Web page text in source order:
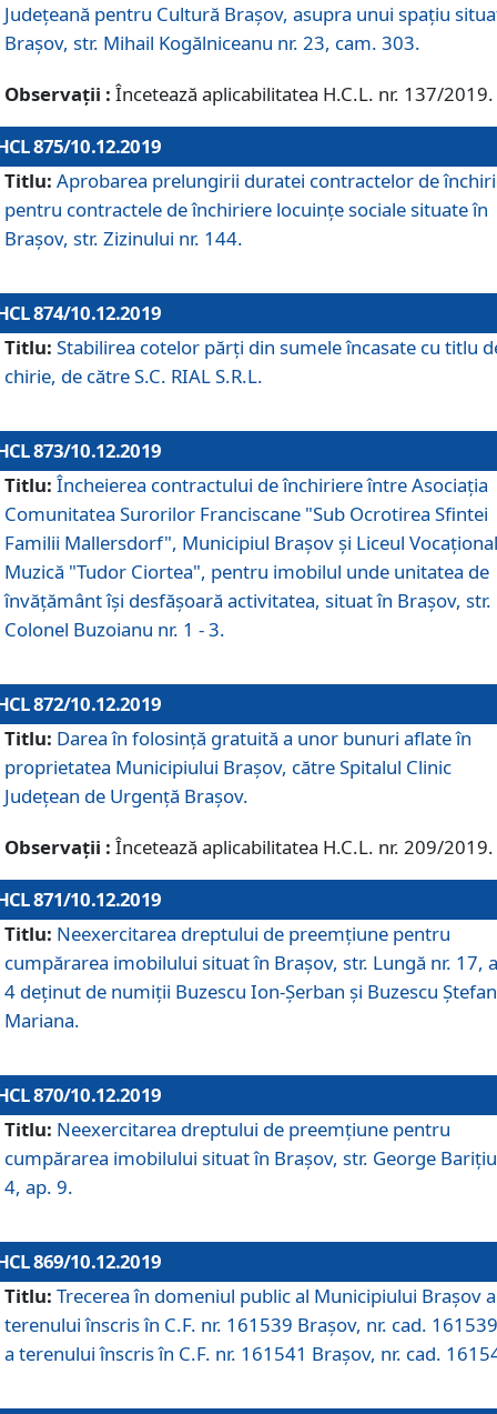
Judeţeană pentru Cultură Braşov, asupra unui spaţiu
Braşov, str. Mihail Kogălniceanu nr. 23, cam. 303.
Observații : Încetează aplicabilitatea H.C.L. nr. 137/2019.
875/10.12.2019
Titlu: Aprobarea prelungirii duratei contractelor de
pentru contractele de închiriere locuinţe sociale situate în
Braşov, str. Zizinului nr. 144.
874/10.12.2019
Titlu: Stabilirea cotelor părți din sumele încasate cu titlu
chirie, de către S.C. RIAL S.R.L.
873/10.12.2019
Titlu: Încheierea contractului de închiriere între Asociația
Comunitatea Surorilor Franciscane "Sub Ocrotirea Sfintei
Familii Mallersdorf", Municipiul Braşov şi Liceul
Muzică "Tudor Ciortea", pentru imobilul unde unitatea de
învățământ îşi desfăşoară activitatea, situat în Braşov, str.
Colonel Buzoianu nr. 1 - 3.
872/10.12.2019
Titlu: Darea în folosinţă gratuită a unor bunuri aflate în
proprietatea Municipiului Braşov, către Spitalul Clinic
Judeţean de Urgenţă Braşov.
Observații : Încetează aplicabilitatea H.C.L. nr. 209/2019.
871/10.12.2019
Titlu: Neexercitarea dreptului de preemţiune pentru
cumpărarea imobilului situat în Braşov, str. Lungă nr. 17,
4 deţinut de numiţii Buzescu Ion-Şerban și Buzescu
Mariana.
870/10.12.2019
Titlu: Neexercitarea dreptului de preemţiune pentru
cumpărarea imobilului situat în Braşov, str. George
4, ap. 9.
869/10.12.2019
Titlu: Trecerea în domeniul public al Municipiului Braşov a
terenului înscris în C.F. nr. 161539 Brașov, nr. cad.
a terenului înscris în C.F. nr. 161541 Brașov, nr. cad.